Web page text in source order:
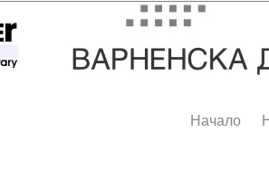
Начало